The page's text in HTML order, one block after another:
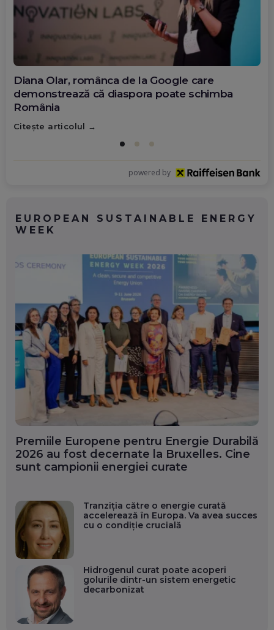
Diana Olar, românca de la Google care
demonstrează că diaspora poate schimba
România
Citește articolul
powered by
EUROPEAN SUSTAINABLE ENERGY
WEEK
Premiile Europene pentru Energie Durabilă
2026 au fost decernate la Bruxelles. Cine
sunt campionii energiei curate
Tranziția către o energie curată
accelerează în Europa. Va avea succes
cu o condiție crucială
Hidrogenul curat poate acoperi
golurile dintr-un sistem energetic
decarbonizat